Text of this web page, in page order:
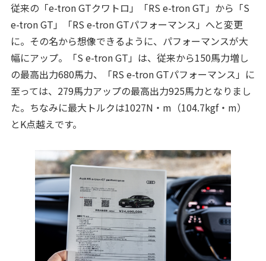
従来の「e-tron GTクワトロ」「RS e-tron GT」から「S
e-tron GT」「RS e-tron GTパフォーマンス」へと変更
に。その名から想像できるように、パフォーマンスが大
幅にアップ。「S e-tron GT」は、従来から150馬力増し
の最高出力680馬力、「RS e-tron GTパフォーマンス」に
至っては、279馬力アップの最高出力925馬力となりまし
た。ちなみに最大トルクは1027N・m（104.7kgf・m）
とK点越えです。